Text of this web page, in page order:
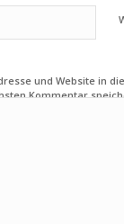
und Website in
Kommentar